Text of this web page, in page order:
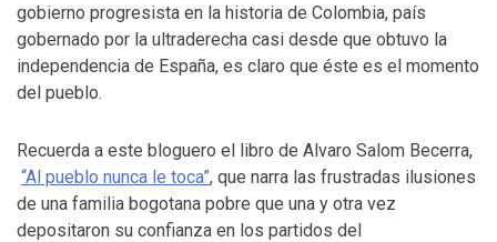
gobierno progresista en la historia de Colombia, país
gobernado por la ultraderecha casi desde que obtuvo la
independencia de España, es claro que éste es el momento
del pueblo.
Recuerda a este bloguero el libro de Alvaro Salom Becerra,
“Al pueblo nunca le toca”, que narra las frustradas ilusiones
de una familia bogotana pobre que una y otra vez
depositaron su confianza en los partidos del